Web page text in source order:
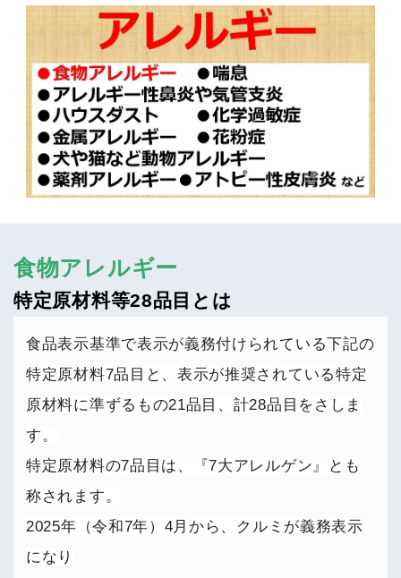
食物アレルギー
特定原材料等28品目とは
食品表示基準で表示が義務付けられている下記の
特定原材料7品目と、表示が推奨されている特定
原材料に準ずるもの21品目、計28品目をさしま
す。
特定原材料の7品目は、『7大アレルゲン』とも
称されます。
2025年（令和7年）4月から、クルミが義務表示
になり